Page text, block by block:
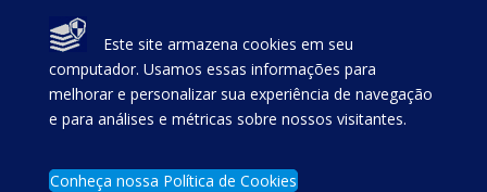
Este site armazena cookies em seu
computador. Usamos essas informações para
melhorar e personalizar sua experiência de navegação
e para análises e métricas sobre nossos visitantes.
Conheça nossa Política de Cookies